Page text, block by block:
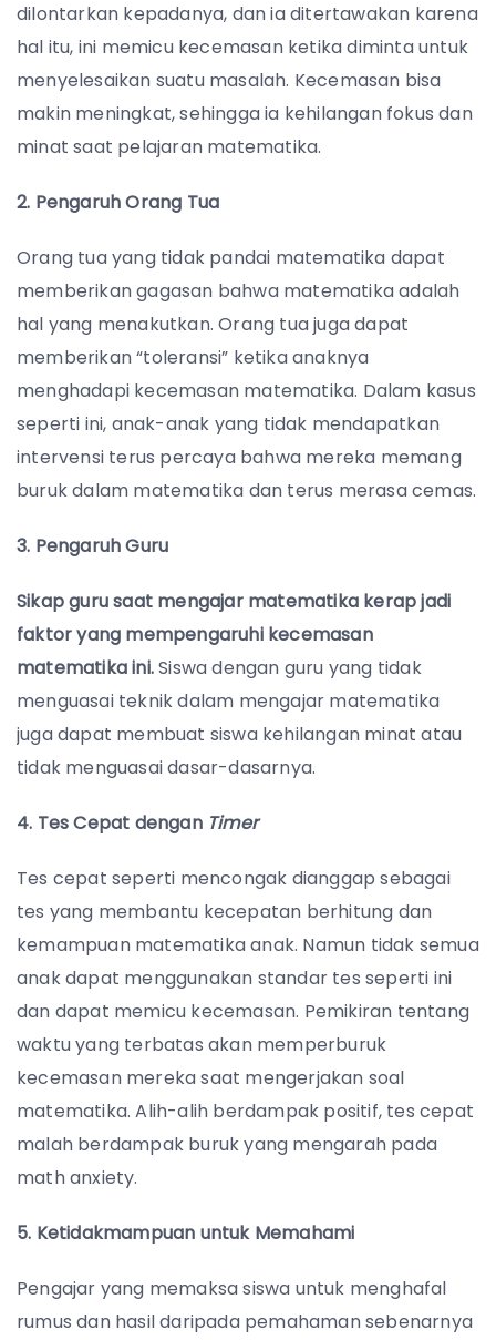
dilontarkan kepadanya, dan ia ditertawakan karena
hal itu, ini memicu kecemasan ketika diminta untuk
menyelesaikan suatu masalah. Kecemasan bisa
makin meningkat, sehingga ia kehilangan fokus dan
minat saat pelajaran matematika.
2. Pengaruh Orang Tua
Orang tua yang tidak pandai matematika dapat
memberikan gagasan bahwa matematika adalah
hal yang menakutkan. Orang tua juga dapat
memberikan “toleransi” ketika anaknya
menghadapi kecemasan matematika. Dalam kasus
seperti ini, anak-anak yang tidak mendapatkan
intervensi terus percaya bahwa mereka memang
buruk dalam matematika dan terus merasa cemas.
3. Pengaruh Guru
Sikap guru saat mengajar matematika kerap jadi
faktor yang mempengaruhi kecemasan
matematika ini.Siswa dengan guru yang tidak
menguasai teknik dalam mengajar matematika
juga dapat membuat siswa kehilangan minat atau
tidak menguasai dasar-dasarnya.
4. Tes Cepat dengan Timer
Tes cepat seperti mencongak dianggap sebagai
tes yang membantu kecepatan berhitung dan
kemampuan matematika anak. Namun tidak semua
anak dapat menggunakan standar tes seperti ini
dan dapat memicu kecemasan. Pemikiran tentang
waktu yang terbatas akan memperburuk
kecemasan mereka saat mengerjakan soal
matematika. Alih-alih berdampak positif, tes cepat
malah berdampak buruk yang mengarah pada
math anxiety.
5. Ketidakmampuan untuk Memahami
Pengajar yang memaksa siswa untuk menghafal
rumus dan hasil daripada pemahaman sebenarnya